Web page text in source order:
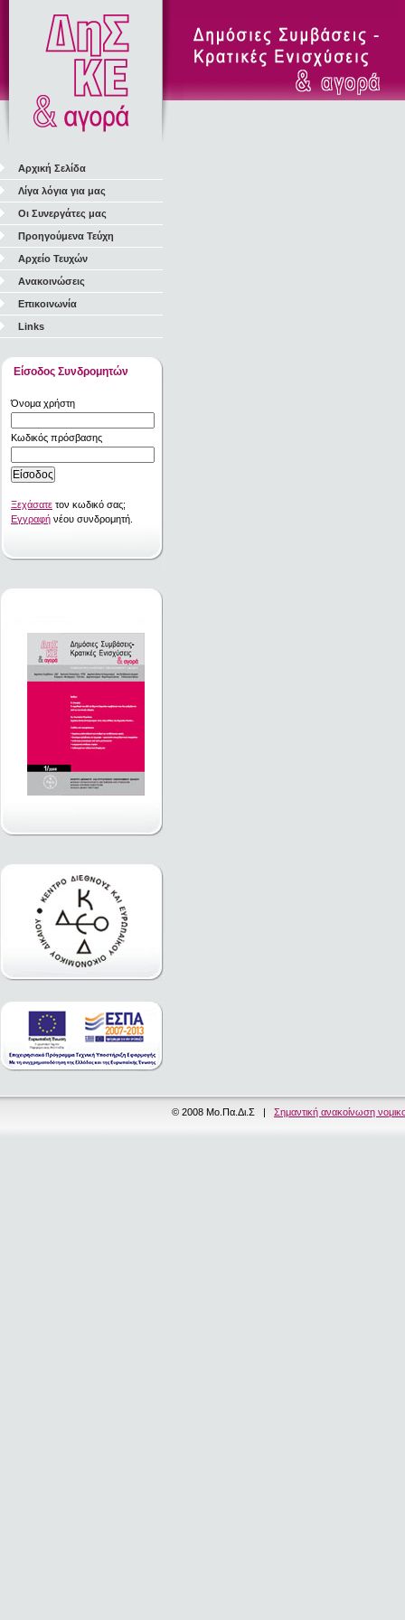
Αρχική Σελίδα
Λίγα λόγια για μας
Οι Συνεργάτες μας
Προηγούμενα Τεύχη
Αρχείο Τευχών
Ανακοινώσεις
Επικοινωνία
Links
Είσοδος Συνδρομητών
Όνομα χρήστη
Κωδικός πρόσβασης
Ξεχάσατε τον κωδικό σας;
Εγγραφή νέου συνδρομητή.
© 2008 Μο.Πα.Δι.Σ | Σημαντική ανακοίνωση